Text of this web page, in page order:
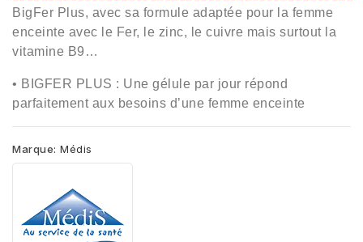
BigFer Plus, avec sa formule adaptée pour la femme
enceinte avec le Fer, le zinc, le cuivre mais surtout la
vitamine B9…
• BIGFER PLUS : Une gélule par jour répond
parfaitement aux besoins d’une femme enceinte
Marque: Médis